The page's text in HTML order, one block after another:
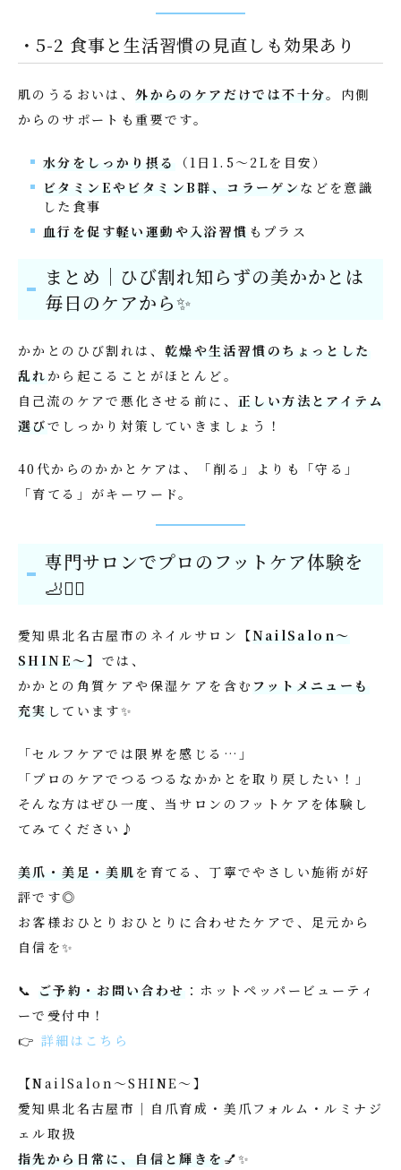
・5-2 食事と生活習慣の見直しも効果あり
肌のうるおいは、外からのケアだけでは不十分。内側
からのサポートも重要です。
水分をしっかり摂る
（1日1.5〜2Lを目安）
ビタミンEやビタミンB群、コラーゲン などを意識
した食事
血行を促す軽い運動や入浴習慣 もプラス
まとめ｜ひび割れ知らずの美かかとは
毎日のケアから✨
かかとのひび割れは、 乾燥や生活習慣のちょっとした
乱れ から起こることがほとんど。
自己流のケアで悪化させる前に、 正しい方法とアイテム
選びでしっかり対策していきましょう！
40代からのかかとケアは、「削る」よりも「守る」
「育てる」がキーワード。
専門サロンでプロのフットケア体験を
🦶💆‍♀️
愛知県北名古屋市のネイルサロン【NailSalon〜
SHINE〜】では、
かかとの角質ケアや保湿ケアを含む フットメニューも
充実 しています✨
「セルフケアでは限界を感じる…」
「プロのケアでつるつるなかかとを取り戻したい！」
そんな方はぜひ一度、当サロンのフットケアを体験し
てみてください♪
美爪・美足・美肌 を育てる、丁寧でやさしい施術が好
評です◎
お客様おひとりおひとりに合わせたケアで、足元から
自信を✨
📞 ご予約・お問い合わせ ：ホットペッパービューティ
ーで受付中！
👉 詳細はこちら
【NailSalon〜SHINE〜】
愛知県北名古屋市｜自爪育成・美爪フォルム・ルミナジ
ェル取扱
指先から日常に、自信と輝きを 💅✨